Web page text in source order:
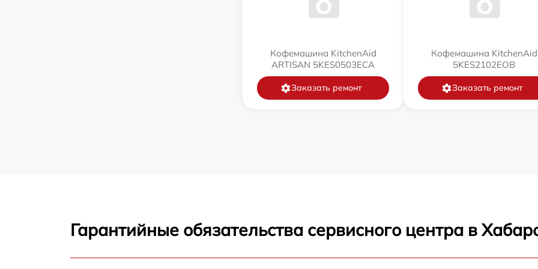
Кофемашина KitchenAid
ARTISAN 5KES0503ECA
Заказать ремонт
Кофемашина KitchenAid
5KES2102EOB
Заказать ремонт
Гарантийные обязательства сервисного центра в